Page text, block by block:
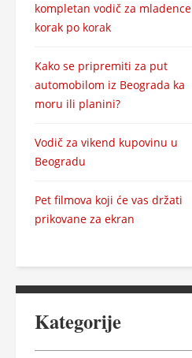
kompletan vodič za mladence
korak po korak
Kako se pripremiti za put
automobilom iz Beograda ka
moru ili planini?
Vodič za vikend kupovinu u
Beogradu
Pet filmova koji će vas držati
prikovane za ekran
Kategorije